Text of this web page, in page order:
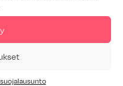
ei löytynyt yhtään